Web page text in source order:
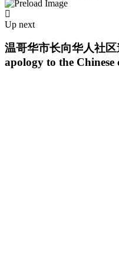
Up next
温哥华市长向华人社
apology to the